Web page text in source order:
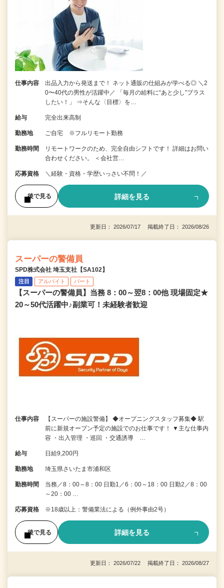
仕事内容
出品入力から発送まで！ ネット通販の仕組みが学べる◎ ＼2
0〜40代の男性が活躍中／ 「毎月の給料に“あと少し”プラス
したい！」 ⇒そんな〈目標〉を…
給与 完全出来高制
勤務地 ご自宅 ※フルリモート勤務
勤務時間
リモートワークのため、完全自由シフトです！ 詳細はお問い
合わせください。 ＜会社営…
応募資格 ＼経験・資格・学歴いっさい不問！／
後で見る 詳細を見る
更新日： 2026/07/17 掲載終了日： 2026/08/26
スーパーの警備員
SPD株式会社 埼玉支社【SA102】
注目 アルバイト パート
【スーパーの警備員】当務 8：00～翌8：00他 現場固定★
20～50代活躍中♪副業可！未経験者歓迎
仕事内容
【スーパーの施設警備】 ◆オープニングスタッフ募集◆ 駅
前に新規オープン予定の施設でのお仕事です！ ▼主な仕事内
容 ・出入管理 ・巡回 ・交通誘導 …
給与 日給9,200円
勤務地 埼玉県さいたま市浦和区
勤務時間
当務／8：00～8：00 日勤1／6：00～18：00 日勤2／8：00
～20：00 …
応募資格 ※18歳以上：警備業法による（例外事由2号）
後で見る 詳細を見る
更新日： 2026/07/22 掲載終了日： 2026/08/27